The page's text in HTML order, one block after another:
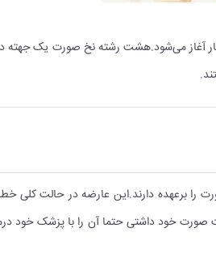
آغاز می‌شود.هشت رشته نخ صورت یک جهته
برعهده دارند.این عارضه در حالت کلی
خود داشتی حتما آن را با پزشک خود